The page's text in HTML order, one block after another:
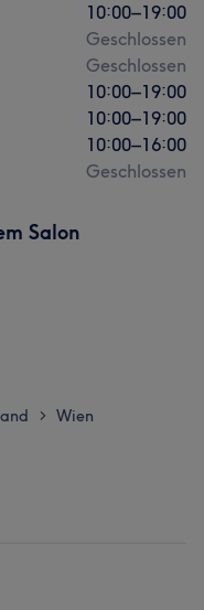
10:00–19:00
Geschlossen
Geschlossen
10:00–19:00
10:00–19:00
10:00–16:00
Geschlossen
Salon
> Wien